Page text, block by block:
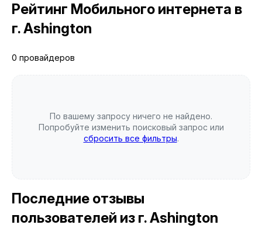
Рейтинг Мобильного интернета в
г. Ashington
0 провайдеров
По вашему запросу ничего не найдено.
Попробуйте изменить поисковый запрос или
сбросить все фильтры.
Последние отзывы
пользователей из г. Ashington